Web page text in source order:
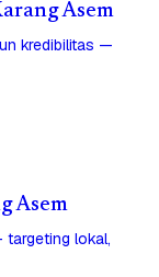
Asem
kredibilitas —
Asem
targeting lokal,